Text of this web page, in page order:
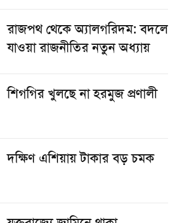
রাজপথ থেকে অ্যালগরিদম: বদলে
যাওয়া রাজনীতির নতুন অধ্যায়
শিগগির খুলছে না হরমুজ প্রণালী
দক্ষিণ এশিয়ায় টাকার বড় চমক